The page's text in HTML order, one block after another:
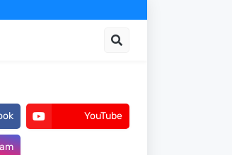
YouTube